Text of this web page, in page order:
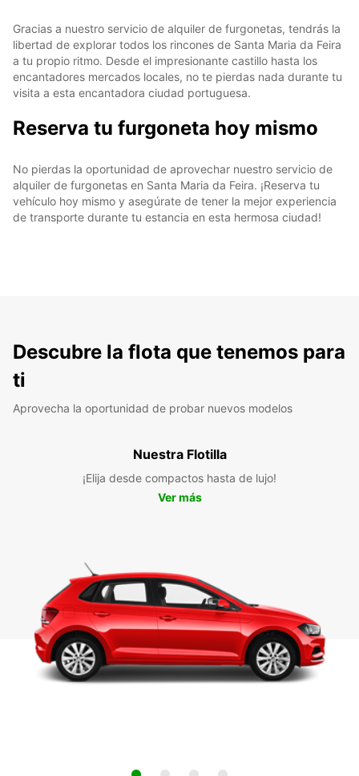
Gracias a nuestro servicio de alquiler de furgonetas, tendrás la
libertad de explorar todos los rincones de Santa Maria da Feira
a tu propio ritmo. Desde el impresionante castillo hasta los
encantadores mercados locales, no te pierdas nada durante tu
visita a esta encantadora ciudad portuguesa.
Reserva tu furgoneta hoy mismo
No pierdas la oportunidad de aprovechar nuestro servicio de
alquiler de furgonetas en Santa Maria da Feira. ¡Reserva tu
vehículo hoy mismo y asegúrate de tener la mejor experiencia
de transporte durante tu estancia en esta hermosa ciudad!
Descubre la flota que tenemos para
ti
Aprovecha la oportunidad de probar nuevos modelos
Nuestra Flotilla
¡Elija desde compactos hasta de lujo!
Ver más